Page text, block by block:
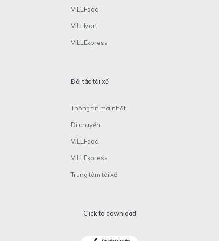
VILLFood
VILLMart
VILLExpress
Đối tác tài xế
Thông tin mới nhất
Di chuyển
VILLFood
VILLExpress
Trung tâm tài xế
Click to download